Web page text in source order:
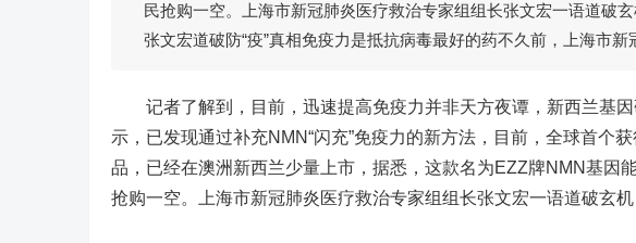
民抢购一空。上海市新冠肺炎医疗救治专家组组长张文宏一语道破
张文宏道破防“疫”真相免疫力是抵抗病毒最好的药不久前，上海市
记者了解到，目前，迅速提高免疫力并非天方夜谭，新西兰基因
示，已发现通过补充NMN“闪充”免疫力的新方法，目前，全球首
品，已经在澳洲新西兰少量上市，据悉，这款名为EZZ牌NMN基因
抢购一空。上海市新冠肺炎医疗救治专家组组长张文宏一语道破玄